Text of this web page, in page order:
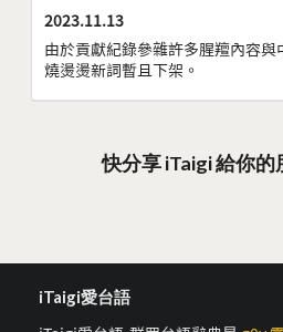
2023.11.13
由於貢獻紀錄參雜許多腥羶內容與
燒燙燙新詞暫且下架。
快分享 iTaigi 給你的
iTaigi愛台語